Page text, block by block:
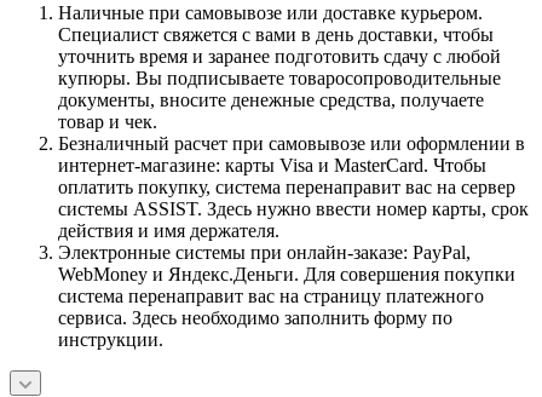
Наличные при самовывозе или доставке курьером.
Специалист свяжется с вами в день доставки, чтобы
уточнить время и заранее подготовить сдачу с любой
купюры. Вы подписываете товаросопроводительные
документы, вносите денежные средства, получаете
товар и чек.
Безналичный расчет при самовывозе или оформлении в
интернет-магазине: карты Visa и MasterCard. Чтобы
оплатить покупку, система перенаправит вас на сервер
системы ASSIST. Здесь нужно ввести номер карты, срок
действия и имя держателя.
Электронные системы при онлайн-заказе: PayPal,
WebMoney и Яндекс.Деньги. Для совершения покупки
система перенаправит вас на страницу платежного
сервиса. Здесь необходимо заполнить форму по
инструкции.